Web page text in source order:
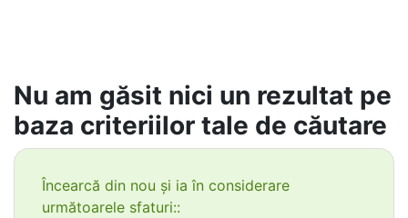
Nu am găsit nici un rezultat pe
baza criteriilor tale de căutare
Încearcă din nou și ia în considerare
următoarele sfaturi::